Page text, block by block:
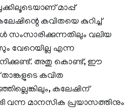
മാപ്പ്
കവിതയെ കുറിച്ച്
സംസാരിക്കുന്നതിലും വലിയ
വേറെയില്ല എന്ന
എനിക്കുണ്ട്. അതു കൊണ്ട്, ഈ
കവിത
കലേഷിന്
വന്ന മാനസിക പ്രയാസത്തിനും